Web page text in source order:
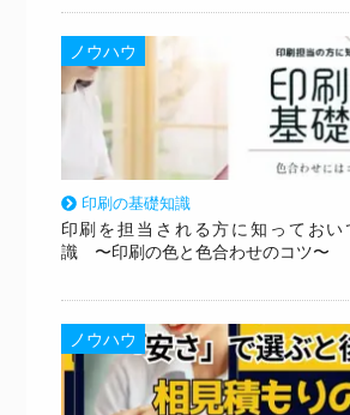
ノウハウ
印刷の基礎知識
印刷を担当される方に知っておい
識 〜印刷の色と色合わせのコツ〜
ノウハウ